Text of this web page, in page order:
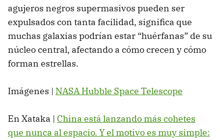
agujeros negros supermasivos pueden ser
expulsados con tanta facilidad, significa que
muchas galaxias podrían estar “huérfanas” de su
núcleo central, afectando a cómo crecen y cómo
forman estrellas.
Imágenes | NASA Hubble Space Telescope
En Xataka | China está lanzando más cohetes
que nunca al espacio. Y el motivo es muy simple: